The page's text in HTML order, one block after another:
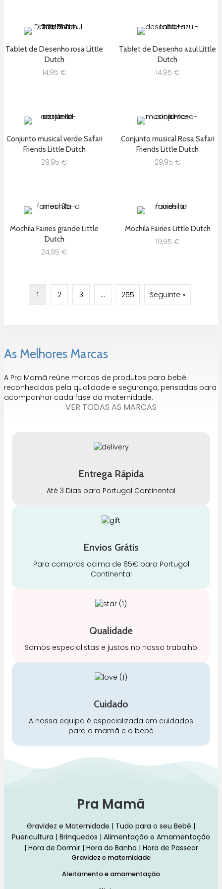
Tablet de Desenho rosa Little
Dutch
14,95 €
Tablet de Desenho azul Little
Dutch
14,95 €
Conjunto musical verde Safari
Friends Little Dutch
29,95 €
Conjunto musical Rosa Safari
Friends Little Dutch
29,95 €
Mochila Fairies grande Little
Dutch
24,95 €
Mochila Fairies Little Dutch
19,95 €
1 2 3 … 255 Seguinte »
As Melhores Marcas
A Pra Mamã reúne marcas de produtos para bebé
reconhecidas pela qualidade e segurança, pensadas para
acompanhar cada fase da maternidade.
VER TODAS AS MARCAS
Entrega Rápida
Até 3 Dias para Portugal Continental
Envios Grátis
Para compras acima de 65€ para Portugal
Continental
Qualidade
Somos especialistas e justos no nosso trabalho
Cuidado
A nossa equipa é especializada em cuidados
para a mamã e o bebé
Pra Mamã
Gravidez e Maternidade | Tudo para o seu Bebé |
Puericultura | Brinquedos | Alimentação e Amamentação
| Hora de Dormir | Hora do Banho | Hora de Passear
Gravidez e maternidade
Aleitamento e amamentação